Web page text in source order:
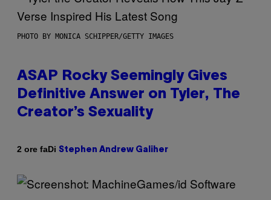
PHOTO BY MONICA SCHIPPER/GETTY IMAGES
ASAP Rocky Seemingly Gives
Definitive Answer on Tyler, The
Creator’s Sexuality
2 ore faDi Stephen Andrew Galiher